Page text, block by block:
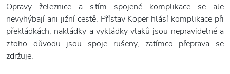
Opravy železnice a s tím spojené komplikace se ale
nevyhýbají ani jižní cestě. Přístav Koper hlásí komplikace při
překládkách, nakládky a vykládky vlaků jsou nepravidelné a
z toho důvodu jsou spoje rušeny, zatímco přeprava se
zdržuje.